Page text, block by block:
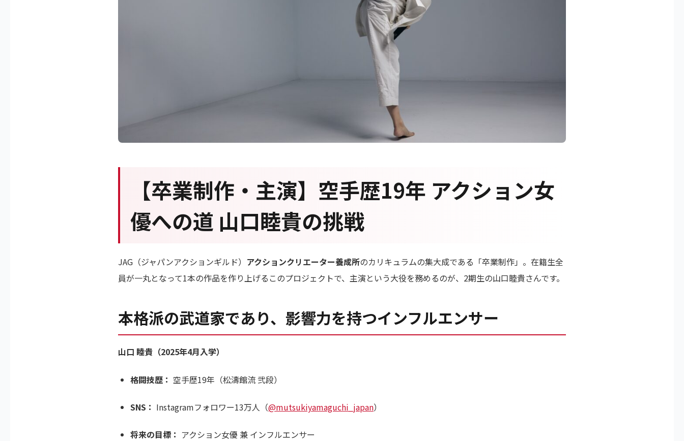
【卒業制作・主演】空手歴19年 アクション女
優への道 山口睦貴の挑戦
JAG（ジャパンアクションギルド） アクションクリエーター養成所のカリキュラムの集大成である「卒業制作」。在籍生全
員が一丸となって1本の作品を作り上げるこのプロジェクトで、主演という大役を務めるのが、2期生の山口睦貴さんです。
本格派の武道家であり、影響力を持つインフルエンサー
山口 睦貴（2025年4月入学）
格闘技歴： 空手歴19年（松濤館流 弐段）
SNS： Instagramフォロワー13万人（@mutsukiyamaguchi_japan）
将来の目標： アクション女優 兼 インフルエンサー